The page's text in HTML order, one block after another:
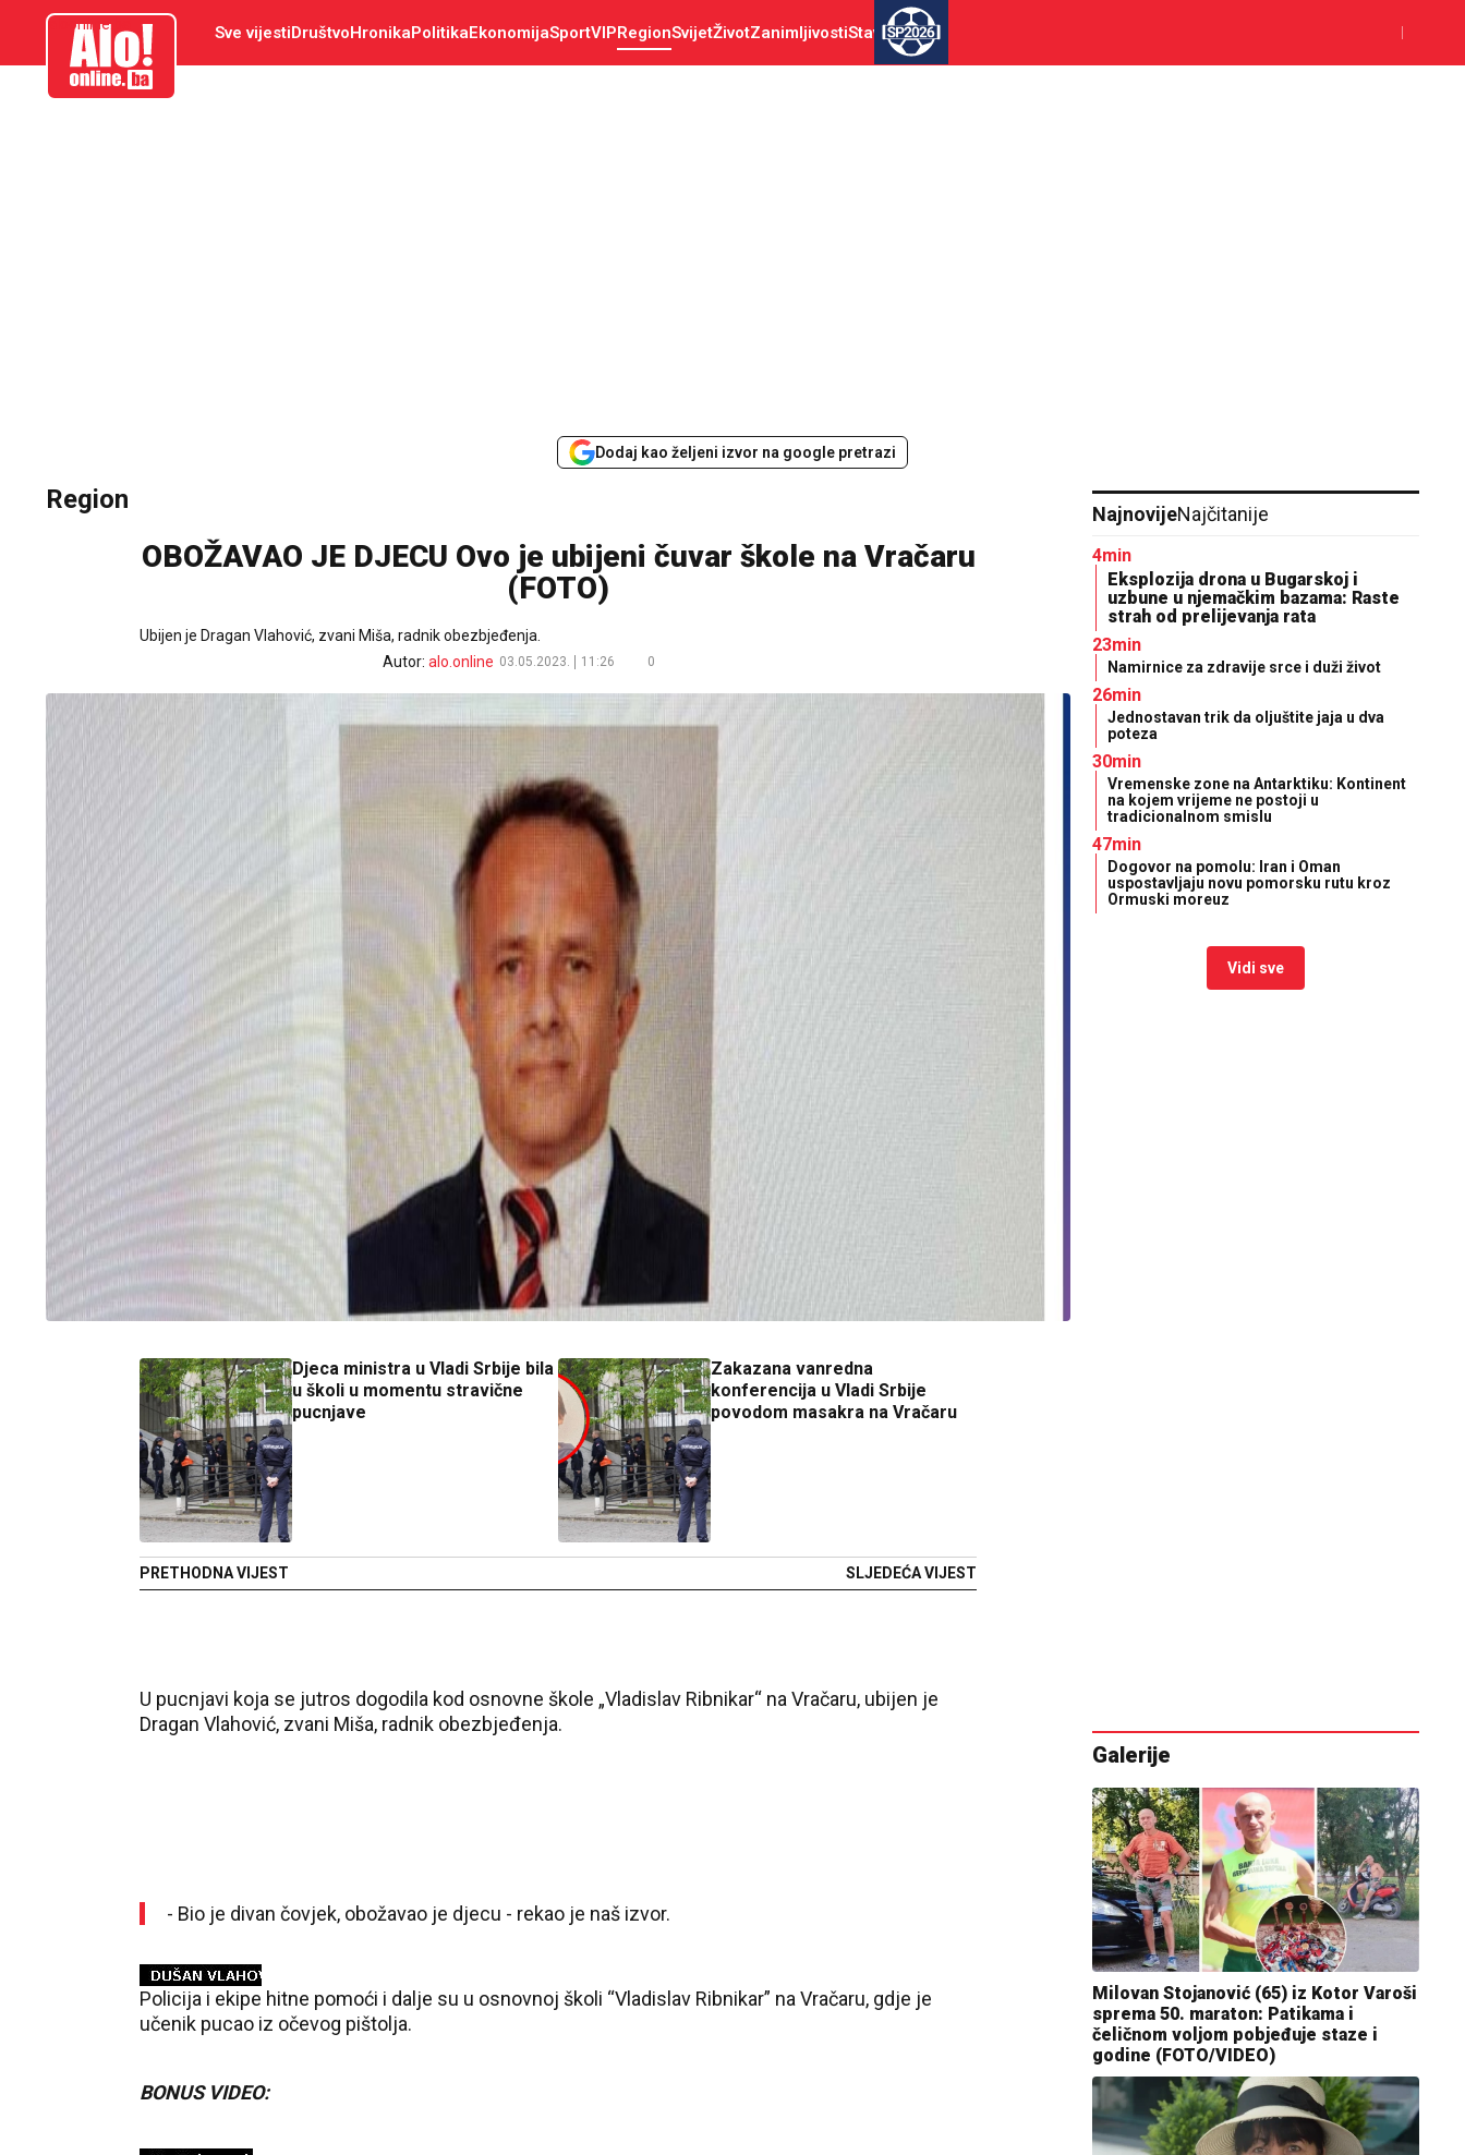
aloonline.ba Sve vijestiDruštvoHronikaPolitikaEkonomijaSportVIPRegionSvijetŽivotZanimljivostiStav SP2026
Dodaj kao željeni izvor na google pretrazi
Region
OBOŽAVAO JE DJECU Ovo je ubijeni čuvar škole na Vračaru
(FOTO)
Ubijen je Dragan Vlahović, zvani Miša, radnik obezbjeđenja.
Autor: alo.online 03.05.2023. 11:26 0
Djeca ministra u Vladi Srbije bila
u školi u momentu stravične
pucnjave
PRETHODNA VIJEST
Zakazana vanredna
konferencija u Vladi Srbije
povodom masakra na Vračaru
SLJEDEĆA VIJEST
U pucnjavi koja se jutros dogodila kod osnovne škole „Vladislav Ribnikar“ na Vračaru, ubijen je
Dragan Vlahović, zvani Miša, radnik obezbjeđenja.
- Bio je divan čovjek, obožavao je djecu - rekao je naš izvor.
Policija i ekipe hitne pomoći i dalje su u osnovnoj školi “Vladislav Ribnikar” na Vračaru, gdje je
učenik pucao iz očevog pištolja.
BONUS VIDEO:
NajnovijeNajčitanije
4min
Eksplozija drona u Bugarskoj i
uzbune u njemačkim bazama: Raste
strah od prelijevanja rata
23min
Namirnice za zdravije srce i duži život
26min
Jednostavan trik da oljuštite jaja u dva
poteza
30min
Vremenske zone na Antarktiku: Kontinent
na kojem vrijeme ne postoji u
tradicionalnom smislu
47min
Dogovor na pomolu: Iran i Oman
uspostavljaju novu pomorsku rutu kroz
Ormuski moreuz
Vidi sve
Galerije
Milovan Stojanović (65) iz Kotor Varoši
sprema 50. maraton: Patikama i
čeličnom voljom pobjeđuje staze i
godine (FOTO/VIDEO)